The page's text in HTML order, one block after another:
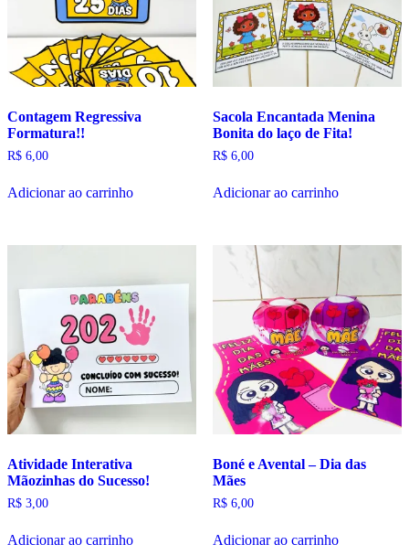
Contagem Regressiva
Formatura!!
R$ 6,00
Adicionar ao carrinho
Sacola Encantada Menina
Bonita do laço de Fita!
R$6,00
Adicionar ao carrinho
Atividade Interativa
Mãozinhas do Sucesso!
R$ 3,00
Adicionar ao carrinho
Boné e Avental – Dia das
Mães
R$6,00
Adicionar ao carrinho